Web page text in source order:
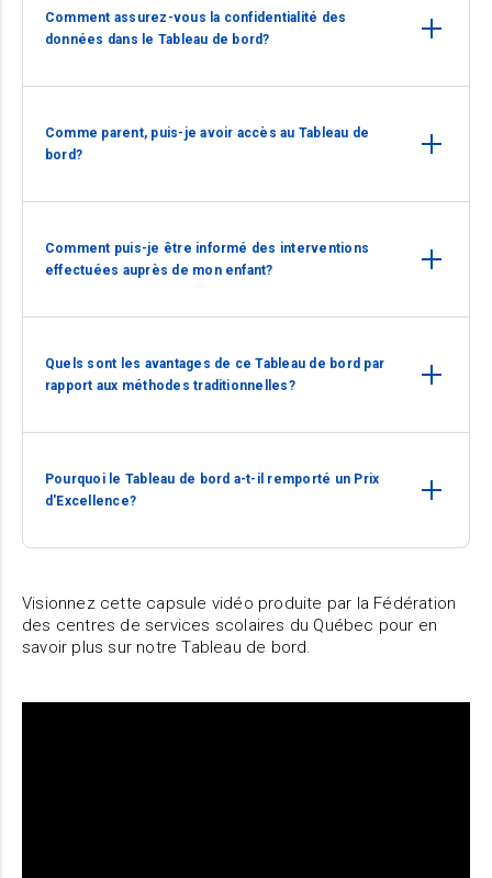
Comment assurez-vous la confidentialité des
données dans le Tableau de bord?
Comme parent, puis-je avoir accès au Tableau de
bord?
Comment puis-je être informé des interventions
effectuées auprès de mon enfant?
Quels sont les avantages de ce Tableau de bord par
rapport aux méthodes traditionnelles?
Pourquoi le Tableau de bord a-t-il remporté un Prix
d'Excellence?
Visionnez cette capsule vidéo produite par la Fédération
des centres de services scolaires du Québec pour en
savoir plus sur notre Tableau de bord.